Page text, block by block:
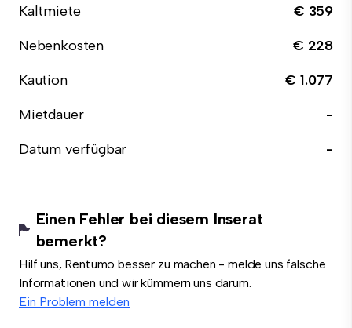
Kaltmiete
€ 359
Nebenkosten
€ 228
Kaution
€ 1.077
Mietdauer
-
Datum verfügbar
-
Einen Fehler bei diesem Inserat
bemerkt?
Hilf uns, Rentumo besser zu machen - melde uns falsche
Informationen und wir kümmern uns darum.
Ein Problem melden